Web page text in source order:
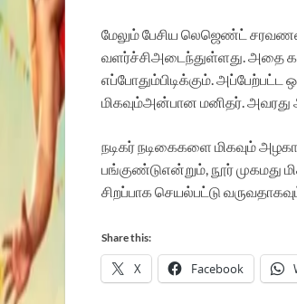
மேலும்பேசிய லெஜெண்ட்
வளர்ச்சிஅடைந்துள்ளது.அதை
எப்போதும்பிடிக்கும்.அப்பேற்பட்ட
மிகவும்அன்பான மனிதர்.அவரது
நடிகர்நடிகைகளை மிகவும்
பங்குண்டுஎன்றும், நூர்முகமது
சிறப்பாகசெயல்பட்டு
Share this:
X Facebook